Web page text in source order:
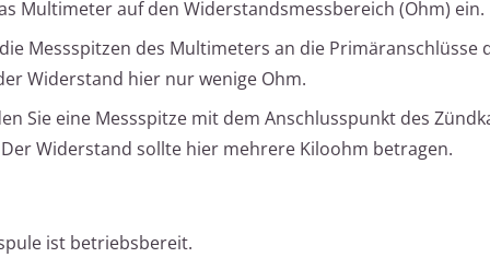
Multimeter auf den Widerstandsmessbereich (Ohm) ein.
Messspitzen des Multimeters an die Primäranschlüsse
Widerstand hier nur wenige Ohm.
Sie eine Messspitze mit dem Anschlusspunkt des
Widerstand sollte hier mehrere Kiloohm betragen.
ist betriebsbereit.